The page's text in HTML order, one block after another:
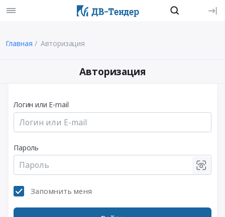
Главная Авторизация
Авторизация
Логин или E-mail
Пароль
Запомнить меня